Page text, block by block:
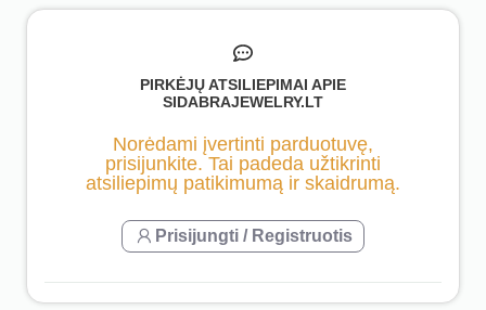
PIRKĖJŲ ATSILIEPIMAI APIE
SIDABRAJEWELRY.LT
Norėdami įvertinti parduotuvę,
prisijunkite. Tai padeda užtikrinti
atsiliepimų patikimumą ir skaidrumą.
Prisijungti / Registruotis